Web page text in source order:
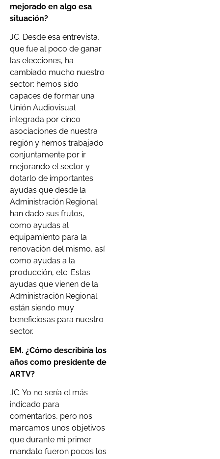
mejorado en algo esa
situación?
JC. Desde esa entrevista,
que fue al poco de ganar
las elecciones, ha
cambiado mucho nuestro
sector: hemos sido
capaces de formar una
Unión Audiovisual
integrada por cinco
asociaciones de nuestra
región y hemos trabajado
conjuntamente por ir
mejorando el sector y
dotarlo de importantes
ayudas que desde la
Administración Regional
han dado sus frutos,
como ayudas al
equipamiento para la
renovación del mismo, así
como ayudas a la
producción, etc. Estas
ayudas que vienen de la
Administración Regional
están siendo muy
beneficiosas para nuestro
sector.
EM. ¿Cómo describiría los
años como presidente de
ARTV?
JC. Yo no sería el más
indicado para
comentarlos, pero nos
marcamos unos objetivos
que durante mi primer
mandato fueron pocos los